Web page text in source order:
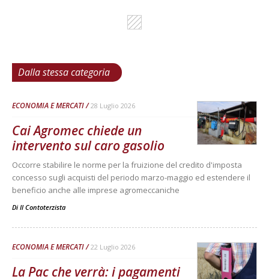
Dalla stessa categoria
ECONOMIA E MERCATI 28 Luglio 2026
Cai Agromec chiede un
intervento sul caro gasolio
Occorre stabilire le norme per la fruizione del credito d'imposta
concesso sugli acquisti del periodo marzo-maggio ed estendere il
beneficio anche alle imprese agromeccaniche
Di Il Contoterzista
ECONOMIA E MERCATI 22 Luglio 2026
La Pac che verrà: i pagamenti